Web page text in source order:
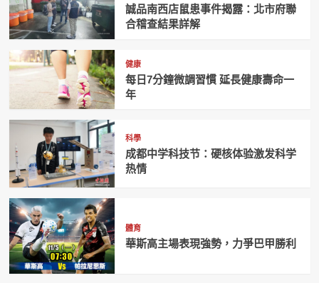
誠品南西店鼠患事件揭露：北市府聯
合稽查結果詳解
健康
每日7分鐘微調習慣 延長健康壽命一
年
科學
成都中学科技节：硬核体验激发科学
热情
體育
華斯高主場表現強勢，力爭巴甲勝利